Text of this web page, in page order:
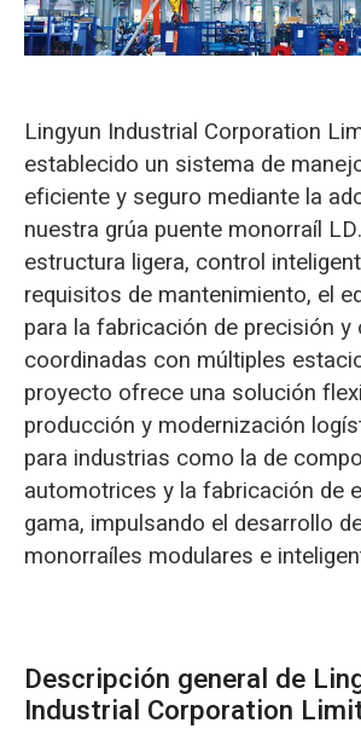
Lingyun Industrial Corporation
establecido un sistema de
eficiente y seguro mediante la
nuestra grúa puente monorraíl
estructura ligera, control
requisitos de mantenimiento, el
para la fabricación de precisión y
coordinadas con múltiples
proyecto ofrece una solución
producción y modernización
para industrias como la de
automotrices y la fabricación de
gama, impulsando el desarrollo
monorraíles modulares e
Descripción general de
Industrial Corporation